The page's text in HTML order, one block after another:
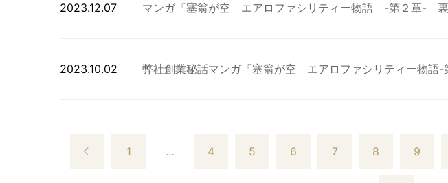
2023.12.07 マンガ『塞翁が空 エアロファシリティー物語 -第２章- 裏
2023.10.02 弊社創業秘話マンガ『塞翁が空 エアロファシリティー物語-
1 … 4 5 6 7 8 9